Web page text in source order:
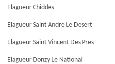
Elagueur Chiddes
Elagueur Saint Andre Le Desert
Elagueur Saint Vincent Des Pres
Elagueur Donzy Le National